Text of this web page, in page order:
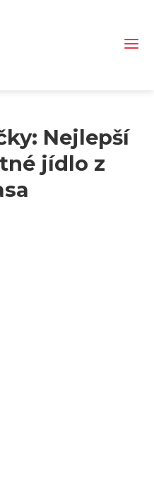
Nejlepší
jídlo z